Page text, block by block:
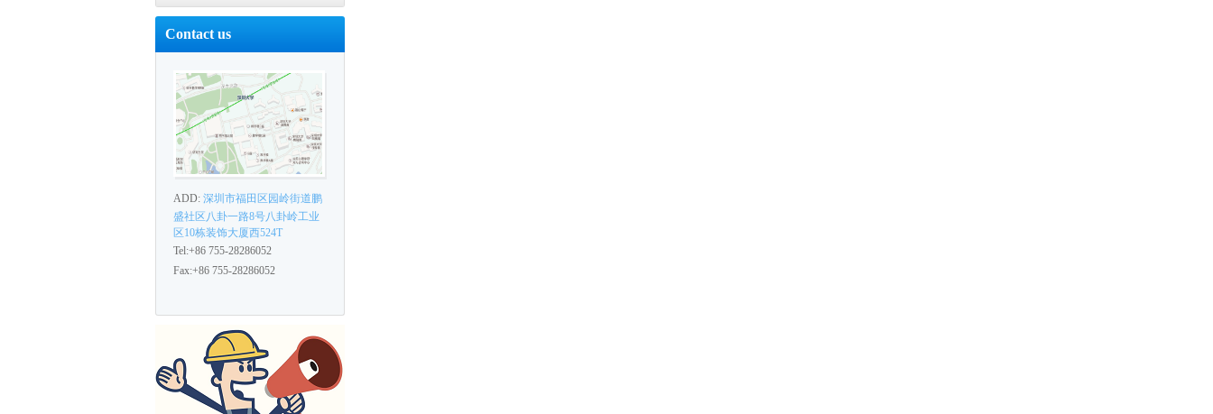
Contact us
ADD: 深圳市福田区园岭街道鹏
盛社区八卦一路8号八卦岭工业
区10栋装饰大厦西524T
Tel:+86 755-28286052
Fax:+86 755-28286052